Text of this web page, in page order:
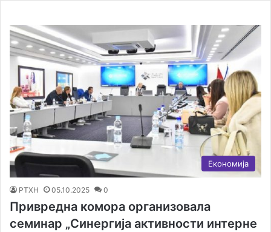
Економија
РТХН 05.10.2025 0
Привредна комора организовала
семинар „Синергија активности интерне